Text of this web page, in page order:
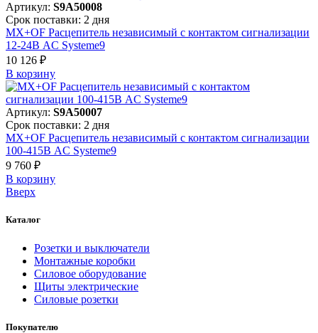
Артикул: S9A50008
Срок поставки: 2 дня
MX+OF Расцепитель независимый с контактом сигнализации
12-24В AC Systeme9
10 126 ₽
В корзинy
Артикул: S9A50007
Срок поставки: 2 дня
MX+OF Расцепитель независимый с контактом сигнализации
100-415В AC Systeme9
9 760 ₽
В корзинy
Вверх
Каталог
Розетки и выключатели
Монтажные коробки
Силовое оборудование
Щиты электрические
Силовые розетки
Покупателю